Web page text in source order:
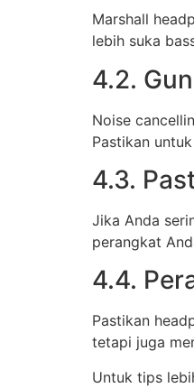
Marshall
lebih suka
4.2.
Noise
Pastikan
4.3.
Jika Anda
perangkat
4.4.
Pastikan
tetapi juga
Untuk tips